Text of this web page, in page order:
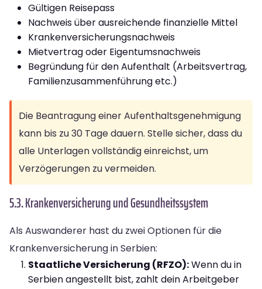
Gültigen Reisepass
Nachweis über ausreichende finanzielle Mittel
Krankenversicherungsnachweis
Mietvertrag oder Eigentumsnachweis
Begründung für den Aufenthalt (Arbeitsvertrag,
Familienzusammenführung etc.)
Die Beantragung einer Aufenthaltsgenehmigung
kann bis zu 30 Tage dauern. Stelle sicher, dass du
alle Unterlagen vollständig einreichst, um
Verzögerungen zu vermeiden.
5.3. Krankenversicherung und Gesundheitssystem
Als Auswanderer hast du zwei Optionen für die
Krankenversicherung in Serbien:
Staatliche Versicherung (RFZO):Wenn du in
Serbien angestellt bist, zahlt dein Arbeitgeber